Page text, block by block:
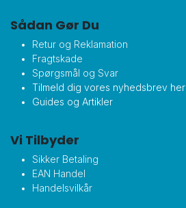
Sådan Gør Du
Retur og Reklamation
Fragtskade
Spørgsmål og Svar
Tilmeld dig vores nyhedsbrev her
Guides og Artikler
Vi Tilbyder
Sikker Betaling
EAN Handel
Handelsvilkår